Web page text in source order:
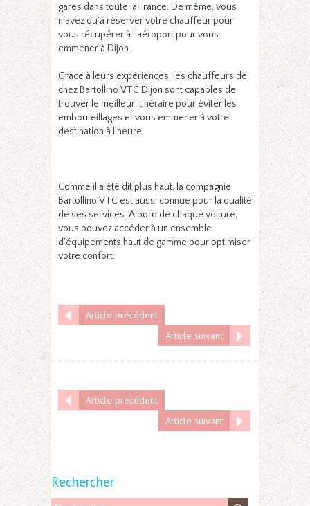
gares dans toute la France. De même, vous
n’avez qu’à réserver votre chauffeur pour
vous récupérer à l’aéroport pour vous
emmener à Dijon.
Grâce à leurs expériences, les chauffeurs de
chez Bartollino VTC Dijon sont capables de
trouver le meilleur itinéraire pour éviter les
embouteillages et vous emmener à votre
destination à l’heure.
Comme il a été dit plus haut, la compagnie
Bartollino VTC est aussi connue pour la qualité
de ses services. A bord de chaque voiture,
vous pouvez accéder à un ensemble
d’équipements haut de gamme pour optimiser
votre confort.
Article précédent
Article suivant
Article précédent
Article suivant
Rechercher